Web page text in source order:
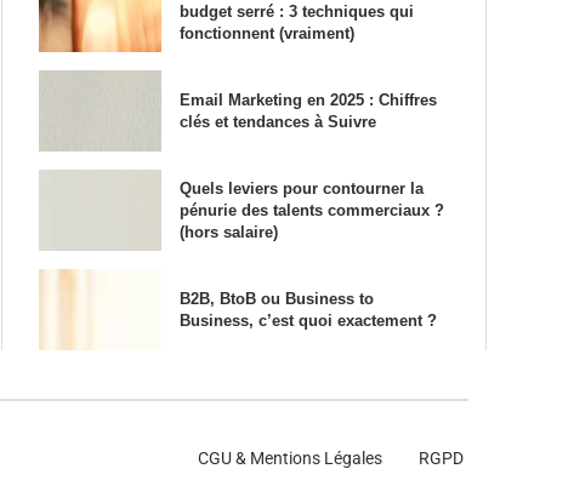
budget serré : 3 techniques qui
fonctionnent (vraiment)
Email Marketing en 2025 : Chiffres
clés et tendances à Suivre
Quels leviers pour contourner la
pénurie des talents commerciaux ?
(hors salaire)
B2B, BtoB ou Business to
Business, c’est quoi exactement ?
CGU & Mentions Légales RGPD